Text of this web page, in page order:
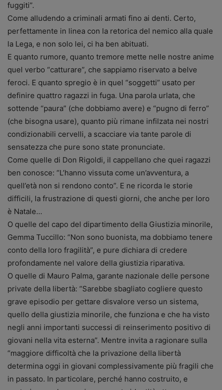
fuggiti”.
Come alludendo a criminali armati fino ai denti. Certo,
perfettamente in linea con la retorica del nemico alla quale
la Lega, e non solo lei, ci ha ben abituati.
E quanto rumore, quanto tremore mette nelle nostre anime
quel verbo “catturare”, che sappiamo riservato a belve
feroci. E quanto spregio è in quel “soggetti” usato per
definire quattro ragazzi in fuga. Una parola urlata, che
sottende “paura” (che dobbiamo avere) e “pugno di ferro”
(che bisogna usare), quanto più rimane infilzata nei nostri
condizionabili cervelli, a scacciare via tante parole di
sensatezza che pure sono state pronunciate.
Come quelle di Don Rigoldi, il cappellano che quei ragazzi
ben conosce: “L’hanno vissuta come un’avventura, a
quell’età non si rendono conto”. E ne ricorda le storie
difficili, la frustrazione di questi giorni, che anche per loro
è Natale…
O quelle del capo del dipartimento della Giustizia minorile,
Gemma Tuccillo: “Non sono buonista, ma dobbiamo tenere
conto della loro fragilità”, e pure dichiara di credere
profondamente nel valore della giustizia riparativa.
O quelle di Mauro Palma, garante nazionale delle persone
private della libertà: “Sarebbe sbagliato cogliere questo
grave episodio per gettare disvalore verso un sistema,
quello della giustizia minorile, che funziona e che ha visto
negli anni importanti successi di reinserimento positivo di
giovani nella vita esterna”. Mentre invita a ragionare sulla
“maggiore difficoltà che la privazione della libertà
determina oggi in giovani complessivamente più fragili che
in passato. In particolare, perché hanno costruito, e